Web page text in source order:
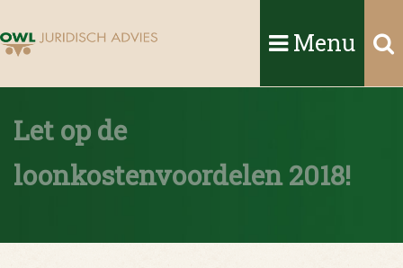
Menu
Let op de
loonkostenvoordelen 2018!